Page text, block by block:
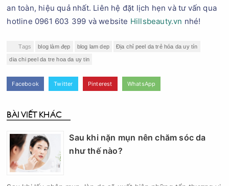
an toàn, hiệu quả nhất. Liên hệ đặt lịch hẹn và tư vấn qua
hotline 0961 603 399 và website Hillsbeauty.vn nhé!
Tags blog làm đẹp blog lam dep Địa chỉ peel da trẻ hóa da uy tín
dia chi peel da tre hoa da uy tin
Facebook Twitter Pinterest WhatsApp
BÀI VIẾT KHÁC
Sau khi nặn mụn nên chăm sóc da
như thế nào?